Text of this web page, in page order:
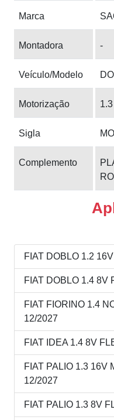
Marca
Montadora -
Veículo/Modelo
Motorização
Sigla
Complemento
FIAT DOBLO 1.2
FIAT DOBLO 1.4 8V
FIAT FIORINO 1.4
12/2027
FIAT IDEA 1.4 8V
FIAT PALIO 1.3 16V
12/2027
FIAT PALIO 1.3 8V